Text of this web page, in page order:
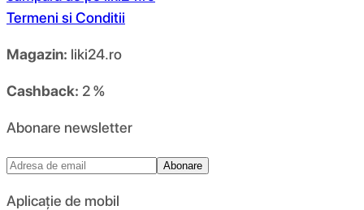
Termeni si Conditii
Magazin: liki24.ro
Cashback: 2 %
Abonare newsletter
Abonare
Aplicație de mobil